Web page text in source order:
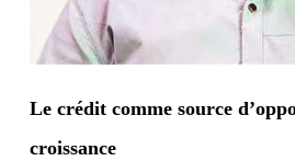
Le crédit comme source
croissance